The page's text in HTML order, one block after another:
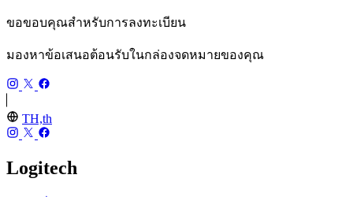
ขอขอบคุณสำหรับการลงทะเบียน
มองหาข้อเสนอต้อนรับในกล่องจดหมายของคุณ
TH,th
Logitech